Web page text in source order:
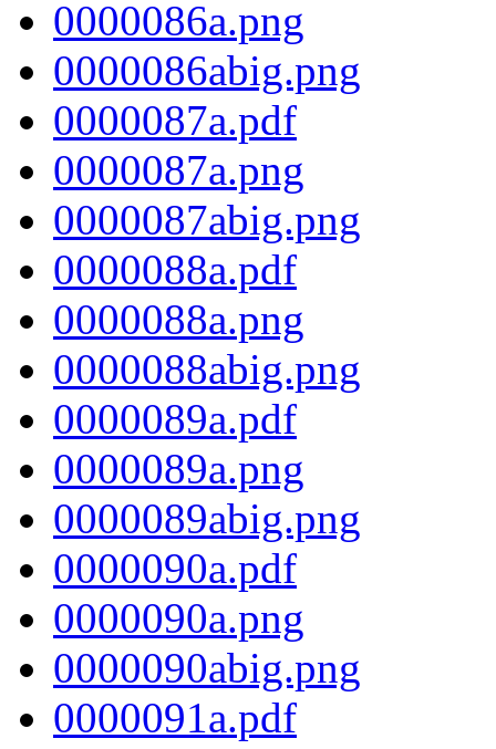
0000086a.png
0000086abig.png
0000087a.pdf
0000087a.png
0000087abig.png
0000088a.pdf
0000088a.png
0000088abig.png
0000089a.pdf
0000089a.png
0000089abig.png
0000090a.pdf
0000090a.png
0000090abig.png
0000091a.pdf